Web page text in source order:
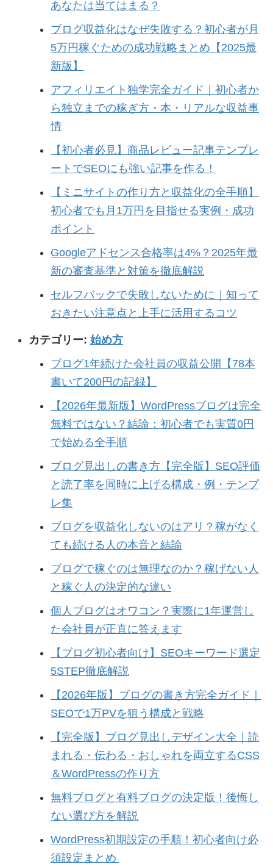
あなたは当てはまる？
ブログ収益化はなぜ失敗する？初心者が月
5万円稼ぐための成功戦略まとめ【2025最
新版】
アフィリエイト独学完全ガイド｜初心者か
ら独立までの稼ぎ方・本・リアルな収益事
情
【初心者必見】商品レビュー記事テンプレ
ートでSEOにも強い記事を作る！
【ミニサイトの作り方と収益化の全手順】
初心者でも月1万円を目指せる実例・成功
ポイント
Googleアドセンス合格率は4%？2025年最
新の審査基準と対策を徹底解説
セルフバックで失敗しないために｜知って
おきたい注意点と上手に活用するコツ
カテゴリー: 始め方
ブログ1年続けた会社員の収益公開【78本
書いて200円の記録】
【2026年最新版】WordPressブログは完全
無料ではない？結論：初心者でも実質0円
で始める全手順
ブログ見出しの書き方【完全版】SEO評価
と読了率を同時に上げる構成・例・テンプ
レ集
ブログを収益化しないのはアリ？稼がなく
ても続ける人の本音と結論
ブログで稼ぐのは無理なのか？稼げない人
と稼ぐ人の決定的な違い
個人ブログはオワコン？実際に1年運営し
た会社員が正直に答えます
【ブログ初心者向け】SEOキーワード選定
5STEP徹底解説
【2026年版】ブログの書き方完全ガイド｜
SEOで1万PVを狙う構成と戦略
【完全版】ブログ見出しデザイン大全｜読
まれる・伝わる・おしゃれを両立するCSS
＆WordPressの作り方
無料ブログと有料ブログの決定版！後悔し
ない選び方を解説
WordPress初期設定の手順！初心者向け必
須設定まとめ